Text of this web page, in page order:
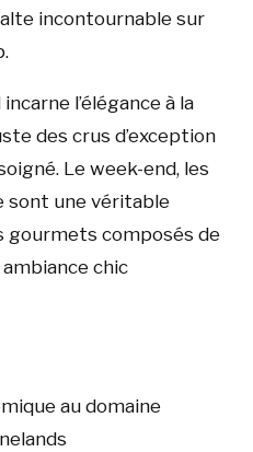
incontournable sur
l’élégance à la
des crus d’exception
Le week-end, les
sont une véritable
gourmets composés de
chic